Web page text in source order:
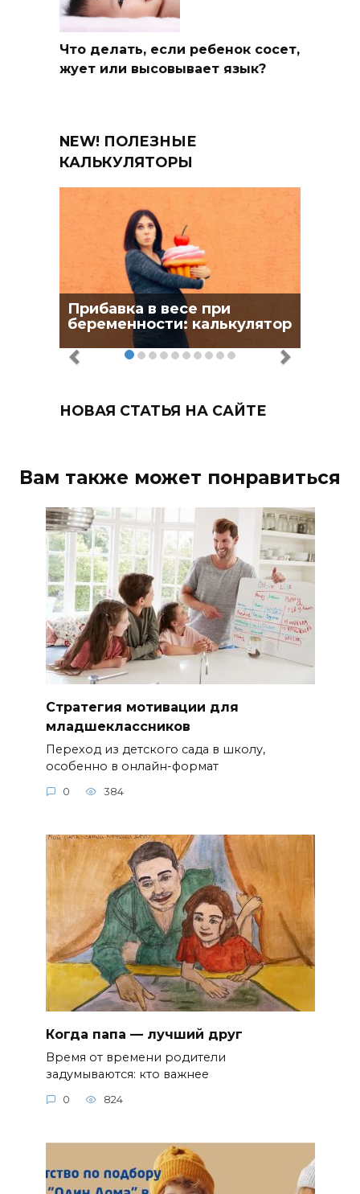
Что делать, если ребенок сосет,
жует или высовывает язык?
NEW! ПОЛЕЗНЫЕ
КАЛЬКУЛЯТОРЫ
Прибавка в весе при
беременности: калькулятор
НОВАЯ СТАТЬЯ НА САЙТЕ
Вам также может понравиться
Стратегия мотивации для
младшеклассников
Переход из детского сада в школу,
особенно в онлайн-формат
0 384
Когда папа — лучший друг
Время от времени родители
задумываются: кто важнее
0 824